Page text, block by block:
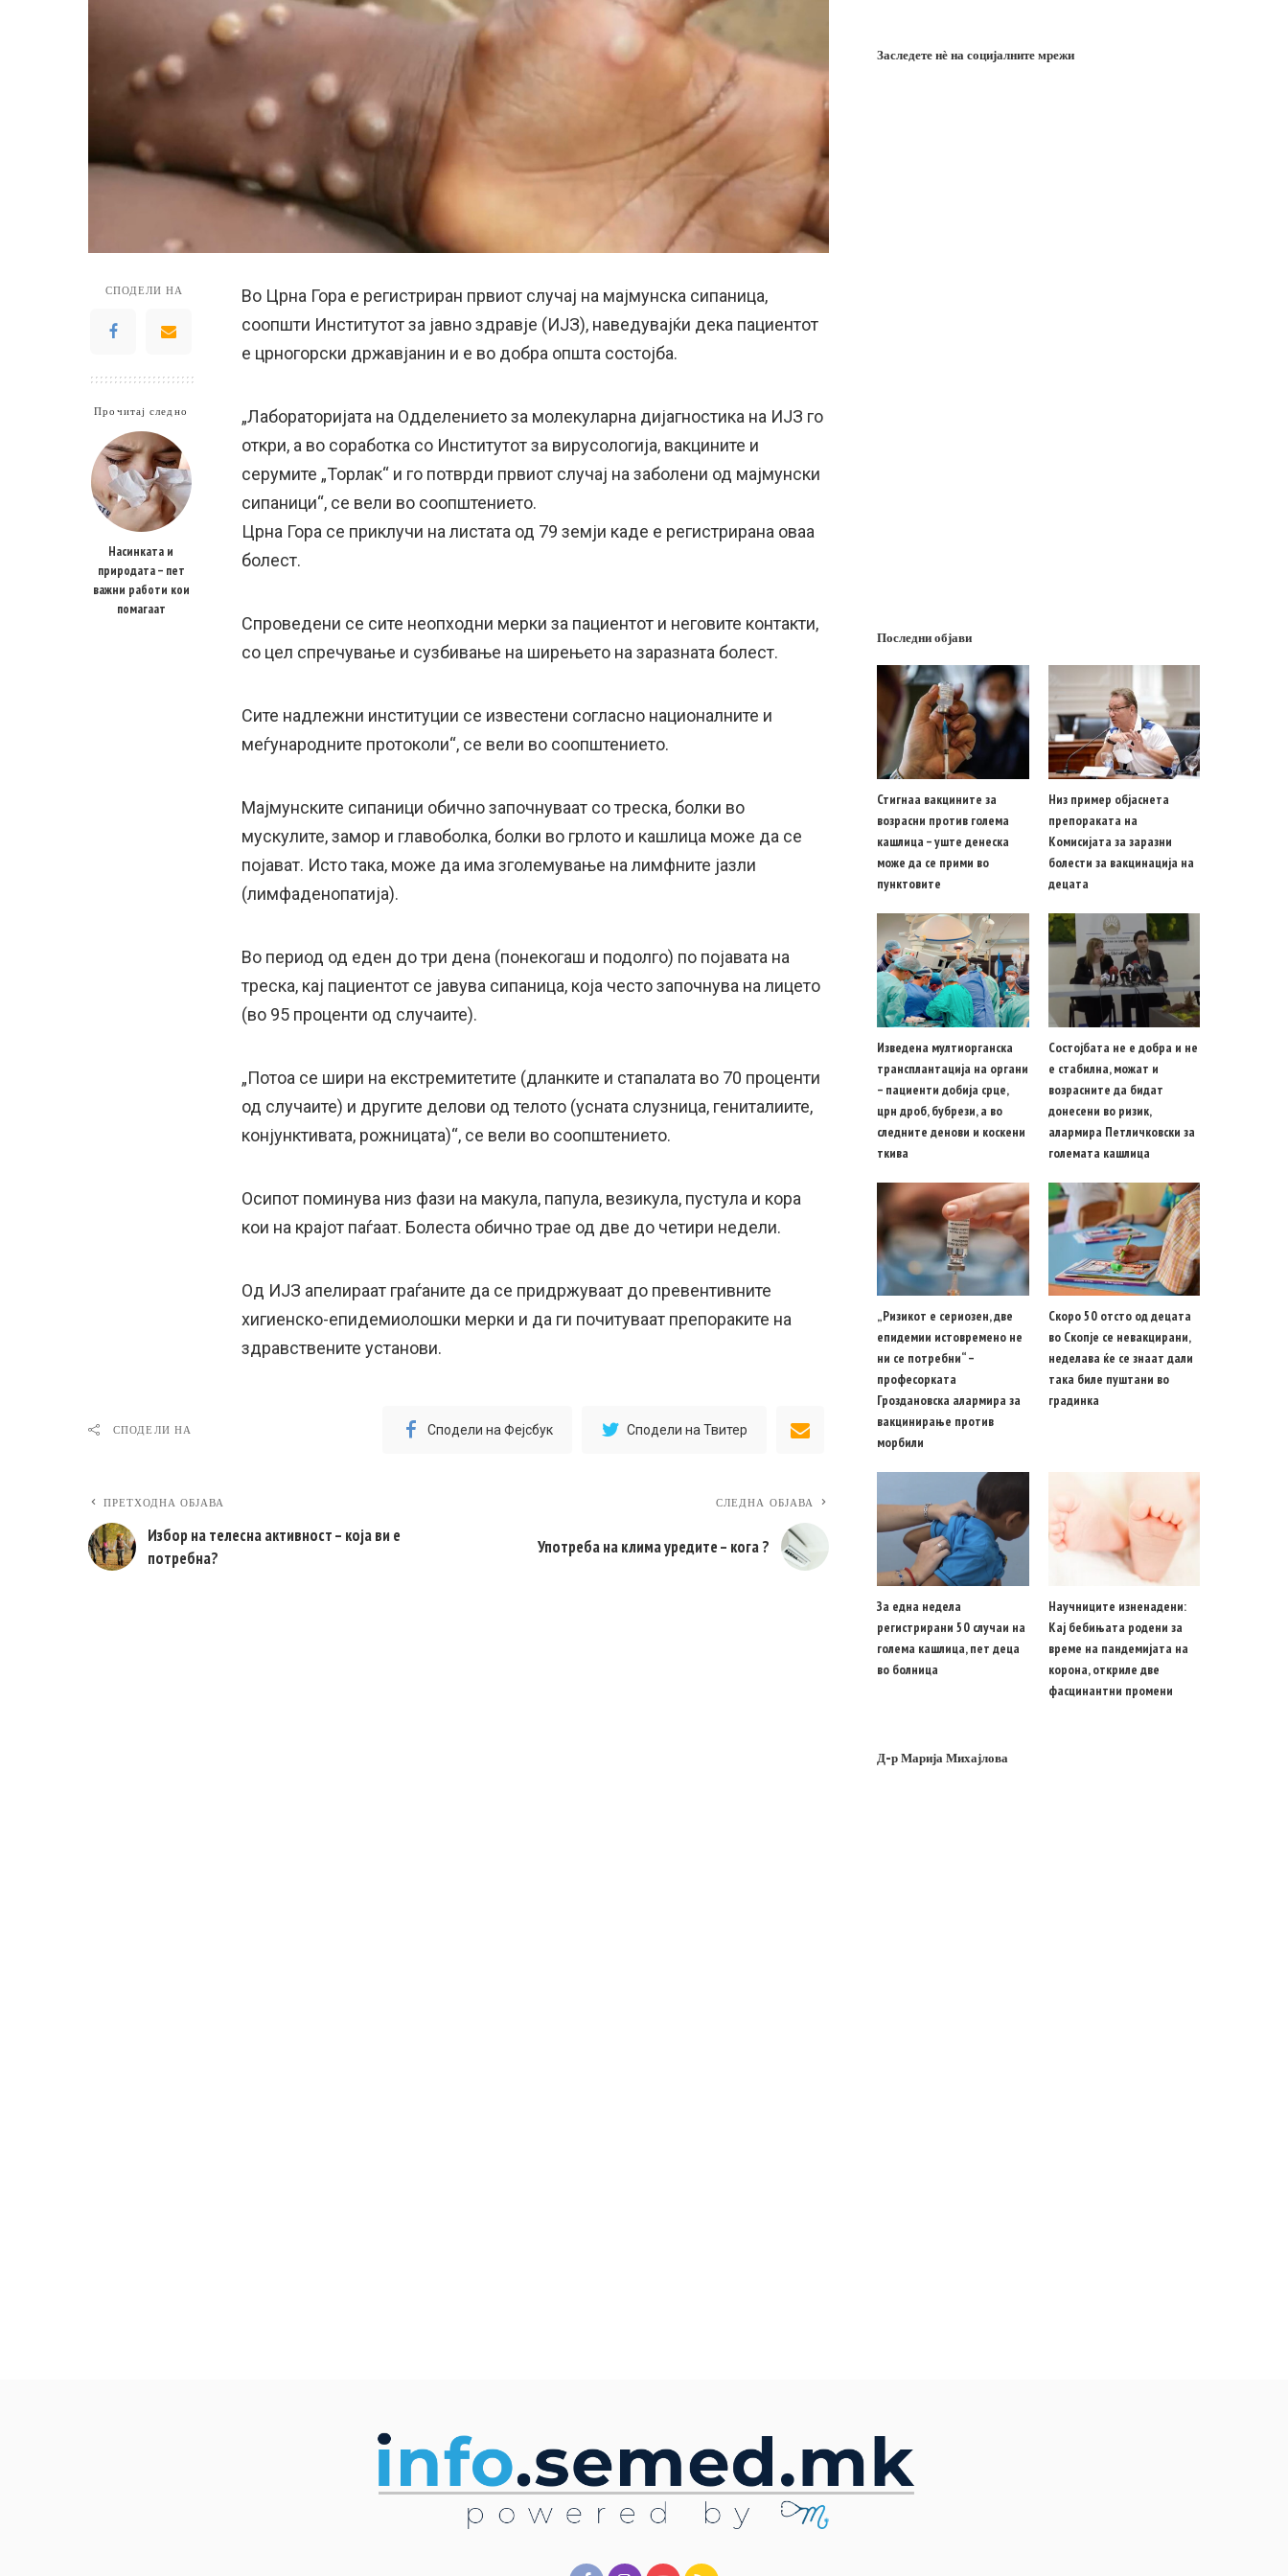
СПОДЕЛИ НА
Прочитај следно
Насинката и
природата – пет
важни работи кои
помагаат
Во Црна Гора е регистриран првиот случај на мајмунска сипаница,
соопшти Институтот за јавно здравје (ИЈЗ), наведувајќи дека пациентот
е црногорски државјанин и е во добра општа состојба.
„Лабораторијата на Одделението за молекуларна дијагностика на ИЈЗ го
откри, а во соработка со Институтот за вирусологија, вакцините и
серумите „Торлак“ и го потврди првиот случај на заболени од мајмунски
сипаници“, се вели во соопштението.
Црна Гора се приклучи на листата од 79 земји каде е регистрирана оваа
болест.
Спроведени се сите неопходни мерки за пациентот и неговите контакти,
со цел спречување и сузбивање на ширењето на заразната болест.
Сите надлежни институции се известени согласно националните и
меѓународните протоколи“, се вели во соопштението.
Мајмунските сипаници обично започнуваат со треска, болки во
мускулите, замор и главоболка, болки во грлото и кашлица може да се
појават. Исто така, може да има зголемување на лимфните јазли
(лимфаденопатија).
Во период од еден до три дена (понекогаш и подолго) по појавата на
треска, кај пациентот се јавува сипаница, која често започнува на лицето
(во 95 проценти од случаите).
„Потоа се шири на екстремитетите (дланките и стапалата во 70 проценти
од случаите) и другите делови од телото (усната слузница, гениталиите,
конјунктивата, рожницата)“, се вели во соопштението.
Осипот поминува низ фази на макула, папула, везикула, пустула и кора
кои на крајот паѓаат. Болеста обично трае од две до четири недели.
Од ИЈЗ апелираат граѓаните да се придржуваат до превентивните
хигиенско-епидемиолошки мерки и да ги почитуваат препораките на
здравствените установи.
СПОДЕЛИ НА Сподели на Фејсбук Сподели на Твитер
ПРЕТХОДНА ОБЈАВА
Избор на телесна активност – која ви е
потребна?
СЛЕДНА ОБЈАВА
Употреба на клима уредите – кога ?
Заследете нѐ на социјалните мрежи
Последни објави
Стигнаа вакцините за
возрасни против голема
кашлица – уште денеска
може да се прими во
пунктовите
Низ пример објаснета
препораката на
Комисијата за заразни
болести за вакцинација на
децата
Изведена мултиорганска
трансплантација на органи
– пациенти добија срце,
црн дроб, бубрези, а во
следните денови и коскени
ткива
Состојбата не е добра и не
е стабилна, можат и
возрасните да бидат
донесени во ризик,
алармира Петличковски за
големата кашлица
„Ризикот е сериозен, две
епидемии истовремено не
ни се потребни“ –
професорката
Гроздановска алармира за
вакцинирање против
морбили
Скоро 50 отсто од децата
во Скопје се невакцирани,
неделава ќе се знаат дали
така биле пуштани во
градинка
За една недела
регистрирани 50 случаи на
голема кашлица, пет деца
во болница
Научниците изненадени:
Кај бебињата родени за
време на пандемијата на
корона, откриле две
фасцинантни промени
Д-р Марија Михајлова